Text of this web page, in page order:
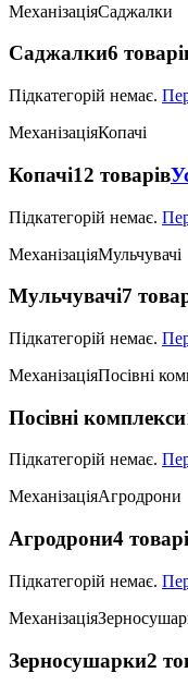
МеханізаціяСаджалки
Саджалки6
Підкатегорій немає.
МеханізаціяКопачі
Копачі12 товарів
Підкатегорій немає.
МеханізаціяМульчувачі
Мульчувачі7
Підкатегорій немає.
МеханізаціяПосівні
Посівні комплекси
Підкатегорій немає.
МеханізаціяАгродрони
Агродрони4
Підкатегорій немає.
Механізація
Зерносушарки2